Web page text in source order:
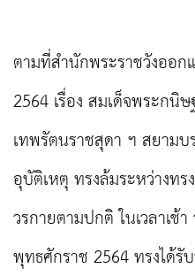
ตามที่สำนักพระราชวังออ
2564 เรื่อง สมเด็จพระกนิ
เทพรัตนราชสุดา ฯ สยาม
อุบัติเหตุ ทรงล้มระหว่างท
วรกายตามปกติ ในเวลาเ
พุทธศักราช 2564 ทรงได้